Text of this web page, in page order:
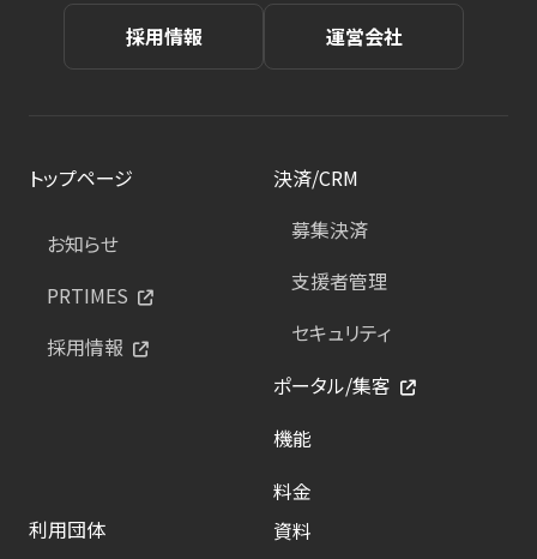
採用情報 運営会社
トップページ
お知らせ
PRTIMES
採用情報
決済/CRM
募集決済
支援者管理
セキュリティ
ポータル/集客
機能
料金
利用団体
資料